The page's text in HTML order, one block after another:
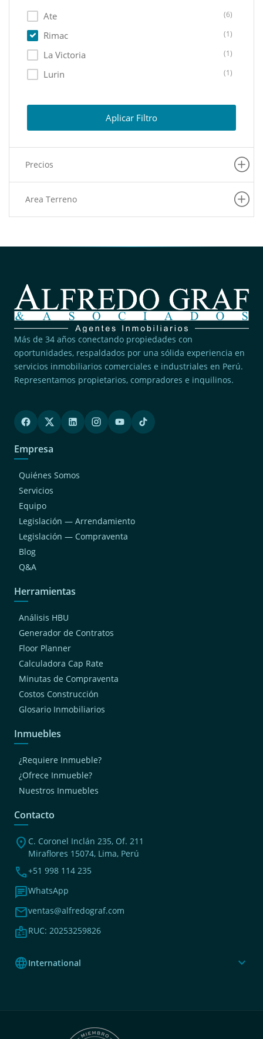
Ate (6)
Rimac (1)
La Victoria (1)
Lurin (1)
Aplicar Filtro
Precios
Area Terreno
Más de 34 años conectando propiedades con
oportunidades, respaldados por una sólida experiencia en
servicios inmobiliarios comerciales e industriales en Perú.
Representamos propietarios, compradores e inquilinos.
Empresa
Quiénes Somos
Servicios
Equipo
Legislación — Arrendamiento
Legislación — Compraventa
Blog
Q&A
Herramientas
Análisis HBU
Generador de Contratos
Floor Planner
Calculadora Cap Rate
Minutas de Compraventa
Costos Construcción
Glosario Inmobiliarios
Inmuebles
¿Requiere Inmueble?
¿Ofrece Inmueble?
Nuestros Inmuebles
Contacto
location_on C. Coronel Inclán 235, Of. 211
Miraflores 15074, Lima, Perú
phone+51 998 114 235
chatWhatsApp
mailventas@alfredograf.com
badgeRUC: 20253259826
languageInternational expand_more